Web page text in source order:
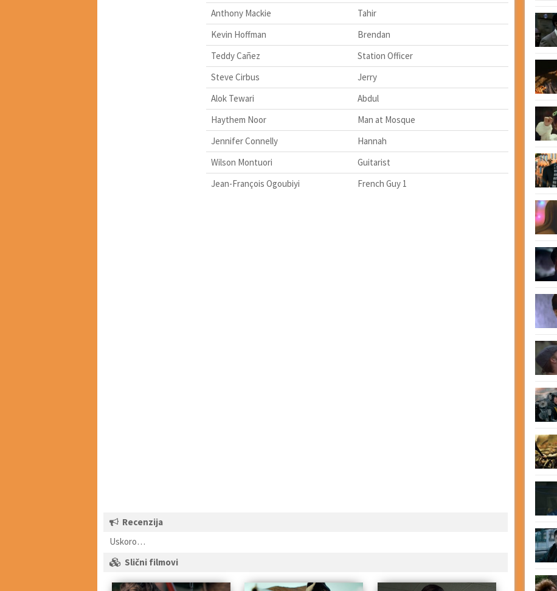
Anthony Mackie
Tahir
Kevin Hoffman
Brendan
Teddy Cañez
Station Officer
Steve Cirbus
Jerry
Alok Tewari
Abdul
Haythem Noor
Man at Mosque
Jennifer Connelly
Hannah
Wilson Montuori
Guitarist
Jean-François Ogoubiyi
French Guy 1
Recenzija
Uskoro…
Slični filmovi